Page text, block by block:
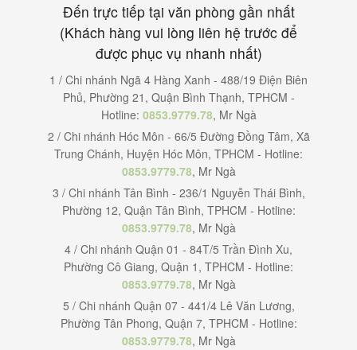
Đến trực tiếp tại văn phòng gần nhất
(Khách hàng vui lòng liên hệ trước để
được phục vụ nhanh nhất)
1 / Chi nhánh Ngã 4 Hàng Xanh - 488/19 Điện Biên
Phủ, Phường 21, Quận Bình Thạnh, TPHCM -
Hotline: 0853.9779.78, Mr Ngà
2 / Chi nhánh Hóc Môn - 66/5 Đường Đồng Tâm, Xã
Trung Chánh, Huyện Hóc Môn, TPHCM - Hotline:
0853.9779.78, Mr Ngà
3 / Chi nhánh Tân Bình - 236/1 Nguyễn Thái Bình,
Phường 12, Quận Tân Bình, TPHCM - Hotline:
0853.9779.78, Mr Ngà
4 / Chi nhánh Quận 01 - 84T/5 Trần Đình Xu,
Phường Cô Giang, Quận 1, TPHCM - Hotline:
0853.9779.78, Mr Ngà
5 / Chi nhánh Quận 07 - 441/4 Lê Văn Lương,
Phường Tân Phong, Quận 7, TPHCM - Hotline:
0853.9779.78, Mr Ngà